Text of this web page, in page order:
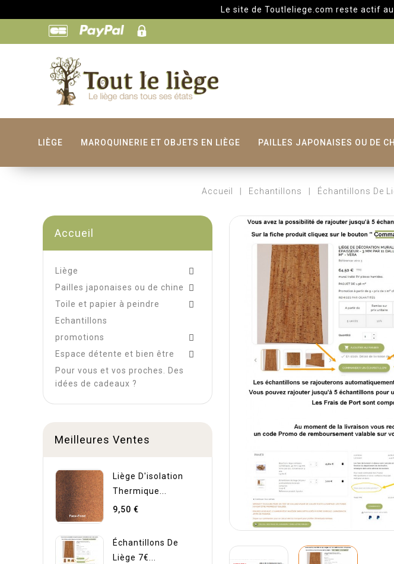
Le site de Toutleliege.com reste actif au mois
LIÈGE MAROQUINERIE ET OBJETS EN LIÈGE PAILLES JAPONAISES OU DE
Accueil Echantillons Échantillons De
Accueil
Liège

Pailles japonaises ou de chine

Toile et papier à peindre

Echantillons
promotions

Espace détente et bien être

Pour vous et vos proches. Des
idées de cadeaux ?
Meilleures Ventes
Liège D'isolation
Thermique...
9,50 €
Échantillons De
Liège 7€...